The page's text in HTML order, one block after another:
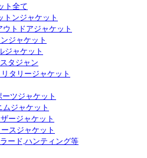
ト全て
トンジャケット
ウトドアジャケット
ジャケット
ジャケット
スタジャン
タリージャケット
ーツジャケット
ムジャケット
ージャケット
スジャケット
ード,ハンティング等